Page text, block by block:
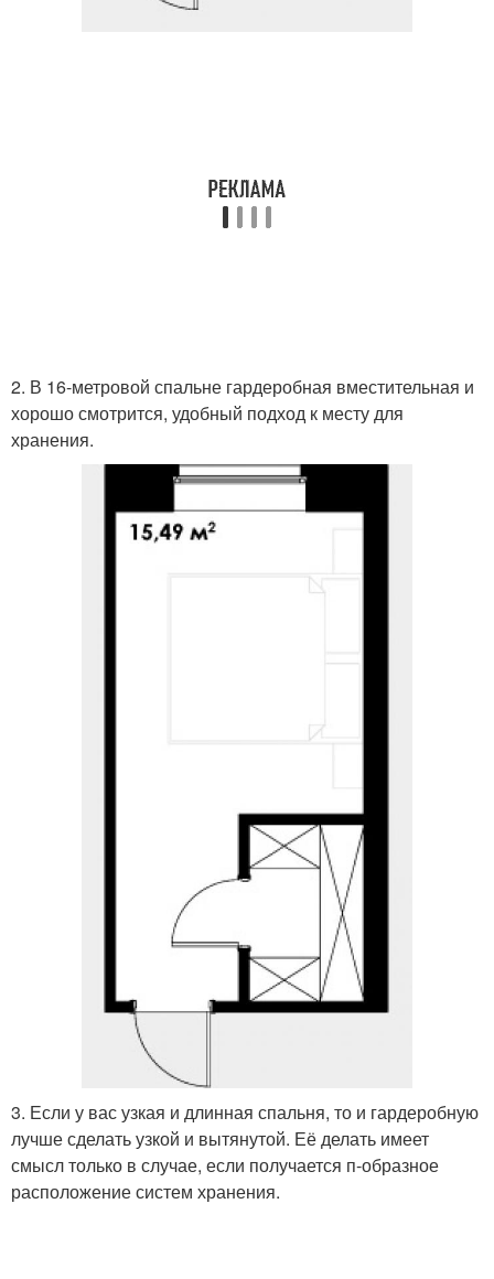
2. В 16-метровой спальне гардеробная вместительная и
хорошо смотрится, удобный подход к месту для
хранения.
3. Если у вас узкая и длинная спальня, то и гардеробную
лучше сделать узкой и вытянутой. Её делать имеет
смысл только в случае, если получается п-образное
расположение систем хранения.